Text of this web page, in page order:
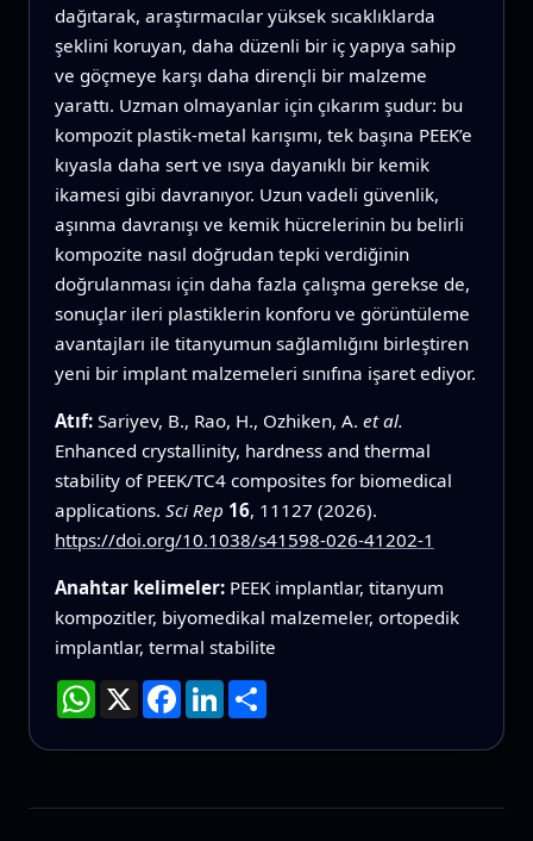
dağıtarak, araştırmacılar yüksek sıcaklıklarda
şeklini koruyan, daha düzenli bir iç yapıya sahip
ve göçmeye karşı daha dirençli bir malzeme
yarattı. Uzman olmayanlar için çıkarım şudur: bu
kompozit plastik‑metal karışımı, tek başına PEEK’e
kıyasla daha sert ve ısıya dayanıklı bir kemik
ikamesi gibi davranıyor. Uzun vadeli güvenlik,
aşınma davranışı ve kemik hücrelerinin bu belirli
kompozite nasıl doğrudan tepki verdiğinin
doğrulanması için daha fazla çalışma gerekse de,
sonuçlar ileri plastiklerin konforu ve görüntüleme
avantajları ile titanyumun sağlamlığını birleştiren
yeni bir implant malzemeleri sınıfına işaret ediyor.
Atıf: Sariyev, B., Rao, H., Ozhiken, A. et al.
Enhanced crystallinity, hardness and thermal
stability of PEEK/TC4 composites for biomedical
applications. Sci Rep 16, 11127 (2026).
https://doi.org/10.1038/s41598-026-41202-1
Anahtar kelimeler: PEEK implantlar, titanyum
kompozitler, biyomedikal malzemeler, ortopedik
implantlar, termal stabilite
WhatsApp
X Facebook
LinkedInPaylaş